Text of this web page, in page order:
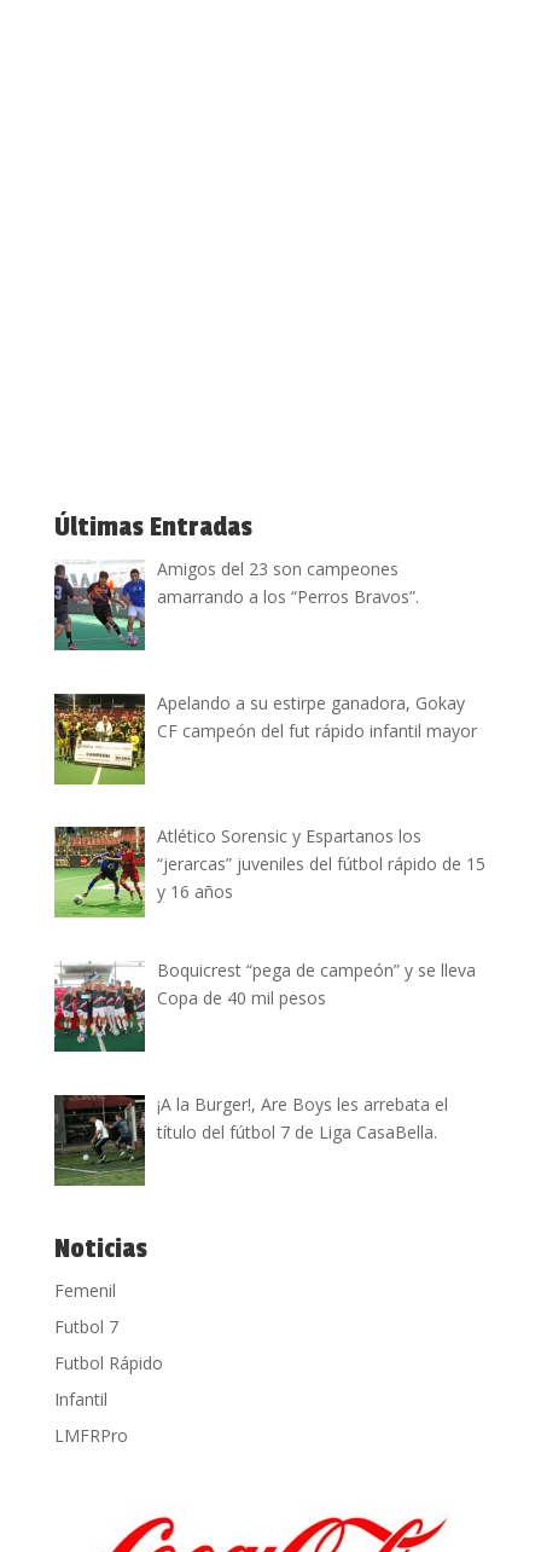
Últimas Entradas
Amigos del 23 son campeones
amarrando a los “Perros Bravos”.
Apelando a su estirpe ganadora, Gokay
CF campeón del fut rápido infantil mayor
Atlético Sorensic y Espartanos los
“jerarcas” juveniles del fútbol rápido de 15
y 16 años
Boquicrest “pega de campeón” y se lleva
Copa de 40 mil pesos
¡A la Burger!, Are Boys les arrebata el
título del fútbol 7 de Liga CasaBella.
Noticias
Femenil
Futbol 7
Futbol Rápido
Infantil
LMFRPro